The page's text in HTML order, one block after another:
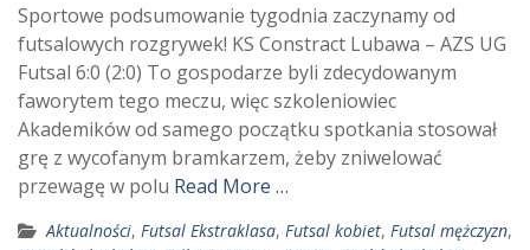
Sportowe podsumowanie tygodnia zaczynamy od
futsalowych rozgrywek! KS Constract Lubawa – AZS UG
Futsal 6:0 (2:0) To gospodarze byli zdecydowanym
faworytem tego meczu, więc szkoleniowiec
Akademików od samego początku spotkania stosował
grę z wycofanym bramkarzem, żeby zniwelować
przewagę w polu Read More …
Aktualności, Futsal Ekstraklasa, Futsal kobiet, Futsal mężczyzn,